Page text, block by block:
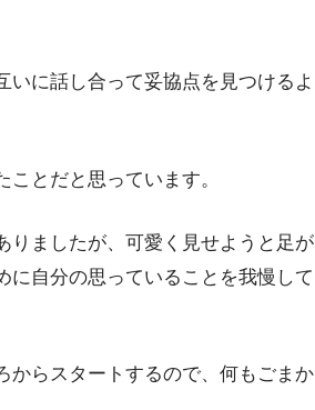
いに話し合って妥協点を見つけるよ
とだと思っています。
りましたが、可愛く見せようと足が
に自分の思っていることを我慢して
からスタートするので、何もごまか